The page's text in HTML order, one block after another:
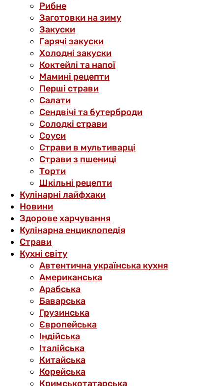
Рибне
Заготовки на зиму
Закуски
Гарячі закуски
Холодні закуски
Коктейлі та напої
Мамині рецепти
Перші страви
Салати
Сендвічі та бутерброди
Солодкі страви
Соуси
Страви в мультиварці
Страви з пшениці
Торти
Шкільні рецепти
Кулінарні лайфхаки
Новини
Здорове харчування
Кулінарна енциклопедія
Страви
Кухні світу
Автентична українська кухня
Американська
Арабська
Баварська
Грузинська
Європейська
Індійська
Італійська
Китайська
Корейська
Кримськотатарська